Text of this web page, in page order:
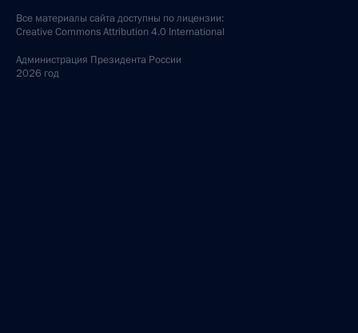
федеральном округе
25 декабря 2017 года, 14:30